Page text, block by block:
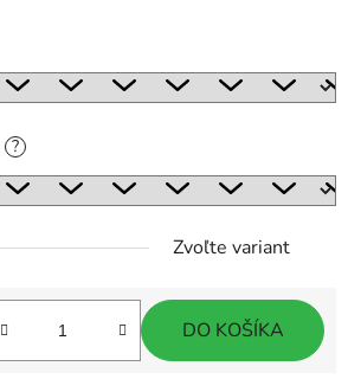
?
Zvoľte variant
DO KOŠÍKA